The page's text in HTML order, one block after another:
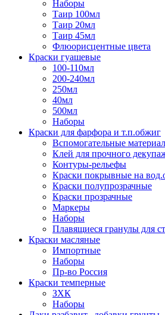
Наборы
Таир 100мл
Таир 20мл
Таир 45мл
Флюорисцентные цвета
Краски гуашевые
100-110мл
200-240мл
250мл
40мл
500мл
Наборы
Краски для фарфора и т.п.обжиг
Вспомогательные
Клей для прочного
Контуры-рельефы
Краски покрывные на
Краски полупрозрачные
Краски прозрачные
Маркеры
Наборы
Плавящиеся гранулы для
Краски масляные
Импортные
Наборы
Пр-во Россия
Краски темперные
ЗХК
Наборы